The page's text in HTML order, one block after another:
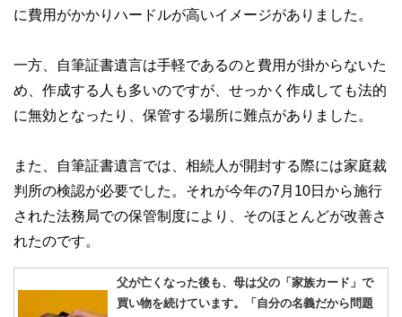
に費用がかかりハードルが高いイメージがありました。
一方、自筆証書遺言は手軽であるのと費用が掛からないた
め、作成する人も多いのですが、せっかく作成しても法的
に無効となったり、保管する場所に難点がありました。
また、自筆証書遺言では、相続人が開封する際には家庭裁
判所の検認が必要でした。それが今年の7月10日から施行
された法務局での保管制度により、そのほとんどが改善さ
れたのです。
父が亡くなった後も、母は父の「家族カード」で
買い物を続けています。「自分の名義だから問題